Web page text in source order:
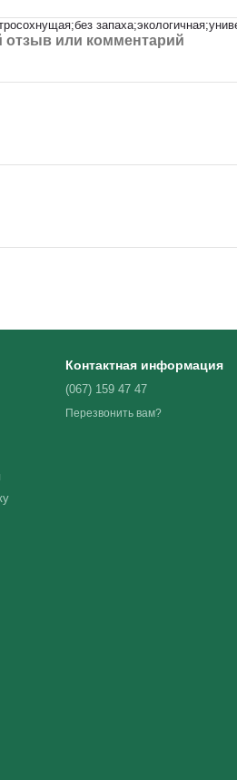
отзыв или комментарий
Контактная информация
(067) 159 47 47
Перезвонить вам?